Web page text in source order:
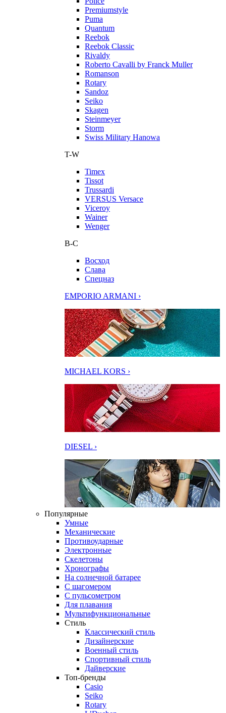
Premiumstyle
Puma
Quantum
Reebok
Reebok Classic
Rivaldy
Roberto Cavalli by Franck Muller
Romanson
Rotary
Sandoz
Seiko
Skagen
Steinmeyer
Storm
Swiss Military Hanowa
T-W
Timex
Tissot
Trussardi
VERSUS Versace
Viceroy
Wainer
Wenger
В-С
Восход
Слава
Спецназ
EMPORIO ARMANI ›
MICHAEL KORS ›
DIESEL ›
Популярные
Умные
Механические
Противоударные
Электронные
Скелетоны
Хронографы
На солнечной батарее
С шагомером
С пульсометром
Для плавания
Мультифункциональные
Стиль
Классический стиль
Дизайнерские
Военный стиль
Спортивный стиль
Дайверские
Топ-бренды
Casio
Seiko
Rotary